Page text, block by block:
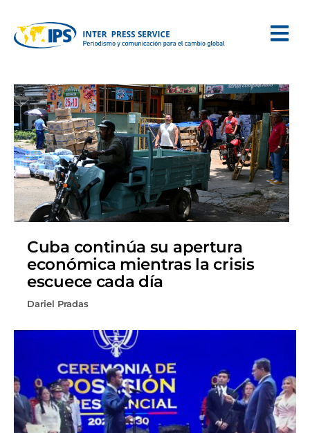
Cuba continúa su apertura
económica mientras la crisis
escuece cada día
Dariel Pradas